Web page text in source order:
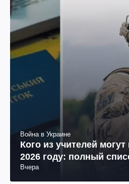
Война в Украине
Кого из учителей
2026 году: полный
Вчера